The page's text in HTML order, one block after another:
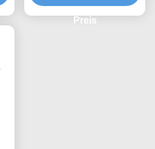
Preis